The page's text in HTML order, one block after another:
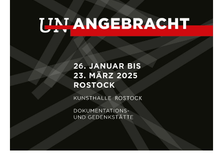
Café im Gräsergarten
Aktuelles
News
Veranstaltungskalender
Information
Besuch
Programm & Führungen